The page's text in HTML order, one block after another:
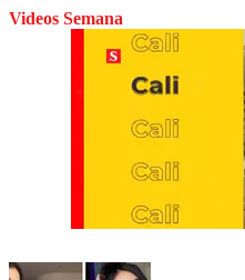
Videos Semana